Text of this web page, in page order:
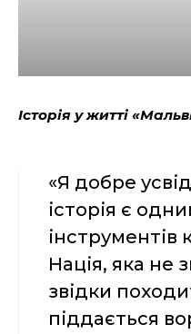
Історія у житті
«Я добре
історія є
інструментів
Нація, яка не
звідки
піддається